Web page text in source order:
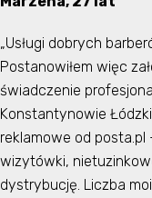
„Usługi dobrych
Postanowiłem więc
świadczenie
Konstantynowie
reklamowe od posta.pl
wizytówki,
dystrybucję. Liczba